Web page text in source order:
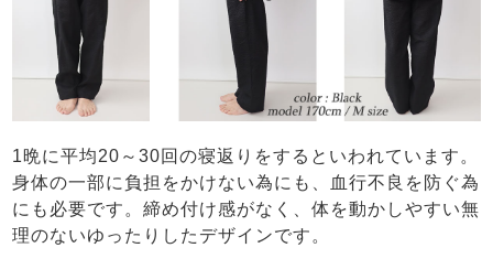
1晩に平均20～30回の寝返りをするといわれています。
身体の一部に負担をかけない為にも、血行不良を防ぐ為
にも必要です。締め付け感がなく、体を動かしやすい無
理のないゆったりしたデザインです。